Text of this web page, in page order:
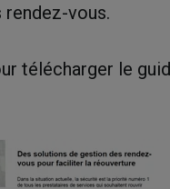
vous.
télécharger le